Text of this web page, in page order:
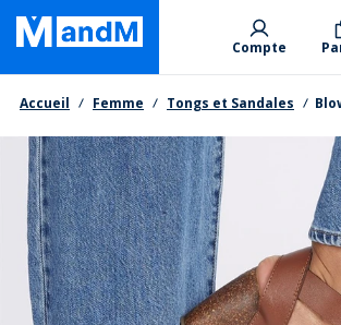
Skip
main
content
Primary departments
Compte
Fil d'Ariane
Accueil Femme Tongs et Sandales